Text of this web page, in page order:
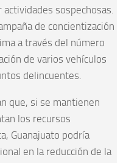
sospechosas.
de concientización
a través del número
de varios vehículos
delincuentes.
que, si se mantienen
los recursos
Guanajuato podría
en la reducción de la